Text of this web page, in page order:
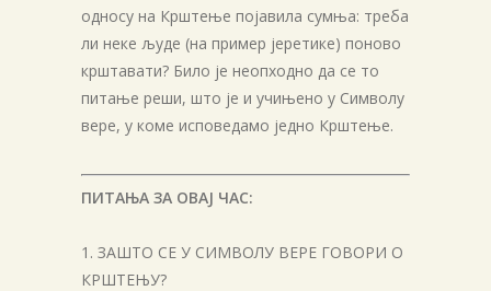
односу на Крштење појавила сумња: треба
ли неке људе (на пример јеретике) поново
крштавати? Било је неопходно да се то
питање реши, што је и учињено у Символу
вере, у коме исповедамо једно Крштење.
ПИТАЊА ЗА ОВАЈ ЧАС:
1. ЗАШТО СЕ У СИМВОЛУ ВЕРЕ ГОВОРИ О
КРШТЕЊУ?